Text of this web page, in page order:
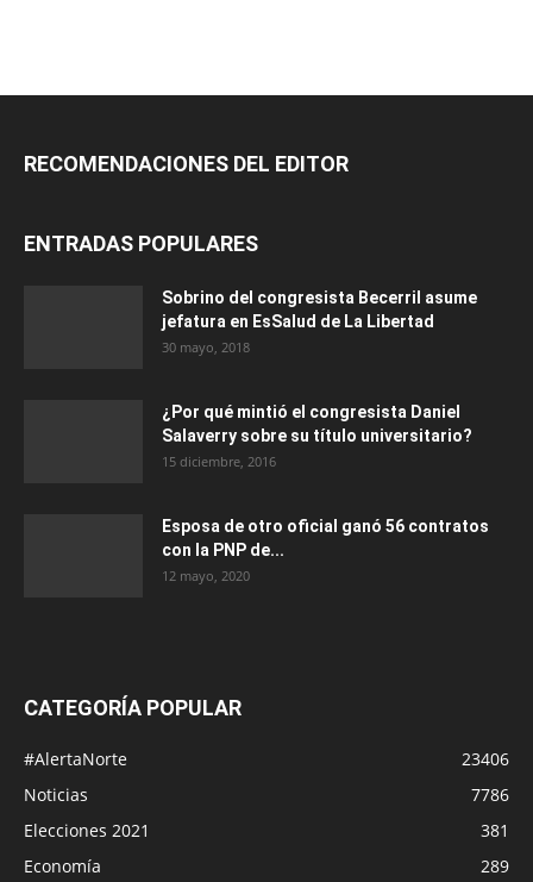
RECOMENDACIONES DEL EDITOR
ENTRADAS POPULARES
Sobrino del congresista Becerril asume
jefatura en EsSalud de La Libertad
30 mayo, 2018
¿Por qué mintió el congresista Daniel
Salaverry sobre su título universitario?
15 diciembre, 2016
Esposa de otro oficial ganó 56 contratos
con la PNP de...
12 mayo, 2020
CATEGORÍA POPULAR
#AlertaNorte
23406
Noticias
7786
Elecciones 2021
381
Economía
289